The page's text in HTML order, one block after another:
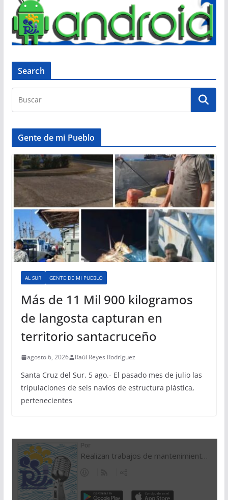
Search
Gente de mi Pueblo
AL SUR GENTE DE MI PUEBLO
Más de 11 Mil 900 kilogramos
de langosta capturan en
territorio santacruceño
agosto 6, 2026 Raúl Reyes Rodríguez
Santa Cruz del Sur, 5 ago.- El pasado mes de julio las
tripulaciones de seis navíos de estructura plástica,
pertenecientes